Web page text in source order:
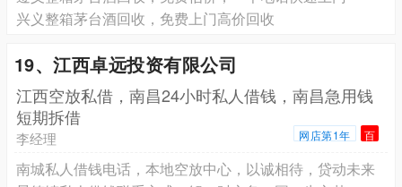
兴义整箱茅台酒回收，免费上门高价回收
19、江西卓远投资有限公司
江西空放私借，南昌24小时私人借钱，南昌急用钱
短期拆借
李经理 网店第1年 百
南城私人借钱电话，本地空放中心，以诚相待，贷动未来